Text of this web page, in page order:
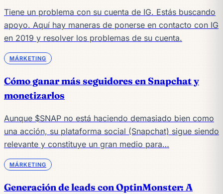
Tiene un problema con su cuenta de IG. Estás buscando
apoyo. Aquí hay maneras de ponerse en contacto con IG
en 2019 y resolver los problemas de su cuenta.
MÁRKETING
Cómo ganar más seguidores en Snapchat y
monetizarlos
Aunque $SNAP no está haciendo demasiado bien como
una acción, su plataforma social (Snapchat) sigue siendo
relevante y constituye un gran medio para…
MÁRKETING
Generación de leads con OptinMonster: A